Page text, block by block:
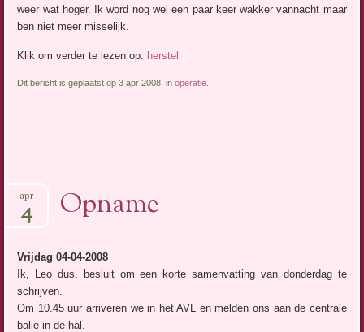
weer wat hoger. Ik word nog wel een paar keer wakker vannacht maar
ben niet meer misselijk.
Klik om verder te lezen op: herstel
Dit bericht is geplaatst op 3 apr 2008, inoperatie.
Opname
apr
4
Vrijdag 04-04-2008
Ik, Leo dus, besluit om een korte samenvatting van donderdag te
schrijven.
Om 10.45 uur arriveren we in het AVL en melden ons aan de centrale
balie in de hal.